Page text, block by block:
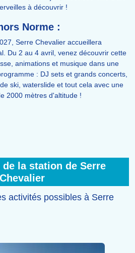
à découvrir !
Norme :
Serre Chevalier accueillera
Du 2 au 4 avril, venez découvrir cette
animations et musique dans une
: DJ sets et grands concerts,
ski, waterslide et tout cela avec une
2000 mètres d'altitude !
la station de Serre
Chevalier
activités possibles à Serre